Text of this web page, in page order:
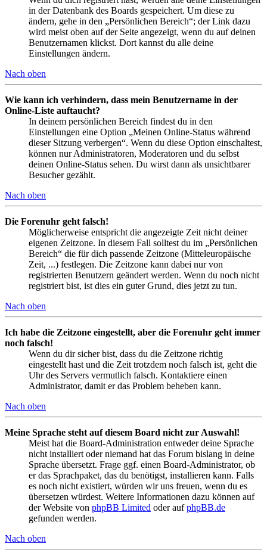
in der Datenbank des Boards gespeichert. Um diese zu
ändern, gehe in den „Persönlichen Bereich“; der Link dazu
wird meist oben auf der Seite angezeigt, wenn du auf deinen
Benutzernamen klickst. Dort kannst du alle deine
Einstellungen ändern.
Nach oben
Wie kann ich verhindern, dass mein Benutzername in der
Online-Liste auftaucht?
In deinem persönlichen Bereich findest du in den
Einstellungen eine Option „Meinen Online-Status während
dieser Sitzung verbergen“. Wenn du diese Option einschaltest,
können nur Administratoren, Moderatoren und du selbst
deinen Online-Status sehen. Du wirst dann als unsichtbarer
Besucher gezählt.
Nach oben
Die Forenuhr geht falsch!
Möglicherweise entspricht die angezeigte Zeit nicht deiner
eigenen Zeitzone. In diesem Fall solltest du im „Persönlichen
Bereich“ die für dich passende Zeitzone (Mitteleuropäische
Zeit, ...) festlegen. Die Zeitzone kann dabei nur von
registrierten Benutzern geändert werden. Wenn du noch nicht
registriert bist, ist dies ein guter Grund, dies jetzt zu tun.
Nach oben
Ich habe die Zeitzone eingestellt, aber die Forenuhr geht immer
noch falsch!
Wenn du dir sicher bist, dass du die Zeitzone richtig
eingestellt hast und die Zeit trotzdem noch falsch ist, geht die
Uhr des Servers vermutlich falsch. Kontaktiere einen
Administrator, damit er das Problem beheben kann.
Nach oben
Meine Sprache steht auf diesem Board nicht zur Auswahl!
Meist hat die Board-Administration entweder deine Sprache
nicht installiert oder niemand hat das Forum bislang in deine
Sprache übersetzt. Frage ggf. einen Board-Administrator, ob
er das Sprachpaket, das du benötigst, installieren kann. Falls
es noch nicht existiert, würden wir uns freuen, wenn du es
übersetzen würdest. Weitere Informationen dazu können auf
der Website von phpBB Limited oder aufphpBB.de
gefunden werden.
Nach oben